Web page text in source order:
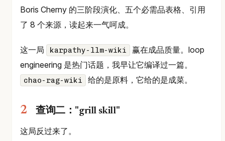
Boris Cherny 的三阶段演化、五个必需品表格、引用
了 8 个来源，读起来一气呵成。
这一局 karpathy-llm-wiki
赢在成品质量。loop
engineering 是热门话题，我早让它编译过一篇。
chao-rag-wiki 给的是原料，它给的是成菜。
查询二："grill skill"
这局反过来了。